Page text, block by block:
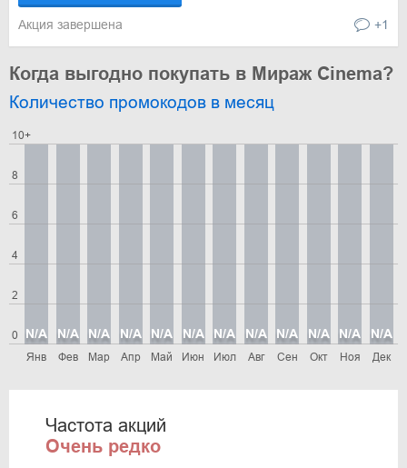
Акция завершена +1
Когда выгодно покупать в Мираж Cinema?
Количество промокодов в месяц
0
2
4
6
8
10+
Янв
N/A
Фев
N/A
Мар
N/A
Апр
N/A
Май
N/A
Июн
N/A
Июл
N/A
Авг
N/A
Сен
N/A
Окт
N/A
Ноя
N/A
Дек
N/A
Частота акций
Очень редко